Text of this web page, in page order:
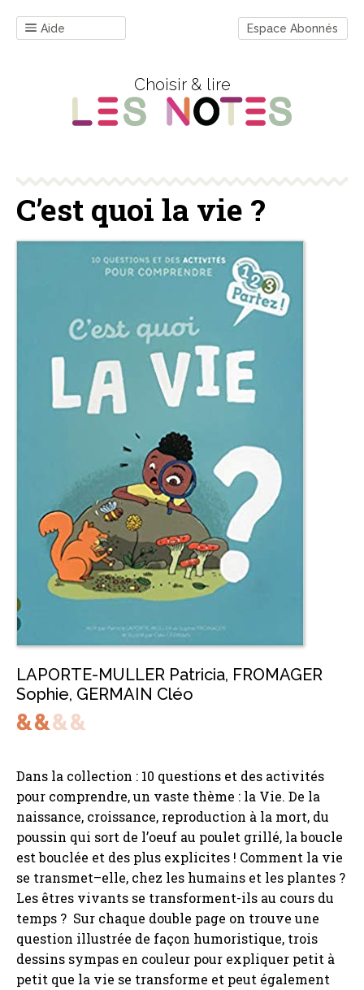
Aide Espace Abonnés
Choisir & lire
C’est quoi la vie ?
LAPORTE-MULLER Patricia, FROMAGER
Sophie, GERMAIN Cléo
Dans la collection : 10 questions et des activités
pour comprendre, un vaste thème : la Vie. De la
naissance, croissance, reproduction à la mort, du
poussin qui sort de l’oeuf au poulet grillé, la boucle
est bouclée et des plus explicites ! Comment la vie
se transmet–elle, chez les humains et les plantes ?
Les êtres vivants se transforment-ils au cours du
temps ? Sur chaque double page on trouve une
question illustrée de façon humoristique, trois
dessins sympas en couleur pour expliquer petit à
petit que la vie se transforme et peut également